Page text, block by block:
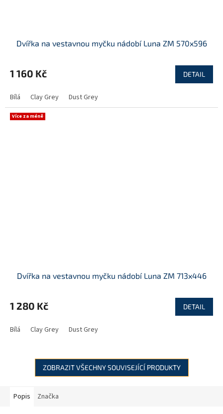
Dvířka na vestavnou myčku nádobí Luna ZM 570x596
1 160 Kč DETAIL
Bílá Clay Grey Dust Grey
Více za méně
Dvířka na vestavnou myčku nádobí Luna ZM 713x446
1 280 Kč DETAIL
Bílá Clay Grey Dust Grey
ZOBRAZIT VŠECHNY SOUVISEJÍCÍ PRODUKTY
Popis Značka